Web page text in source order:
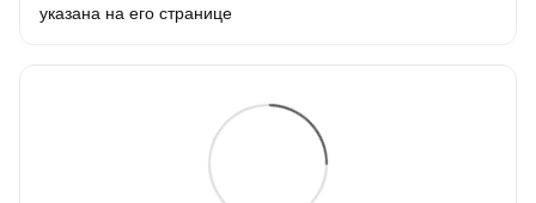
указана на его странице